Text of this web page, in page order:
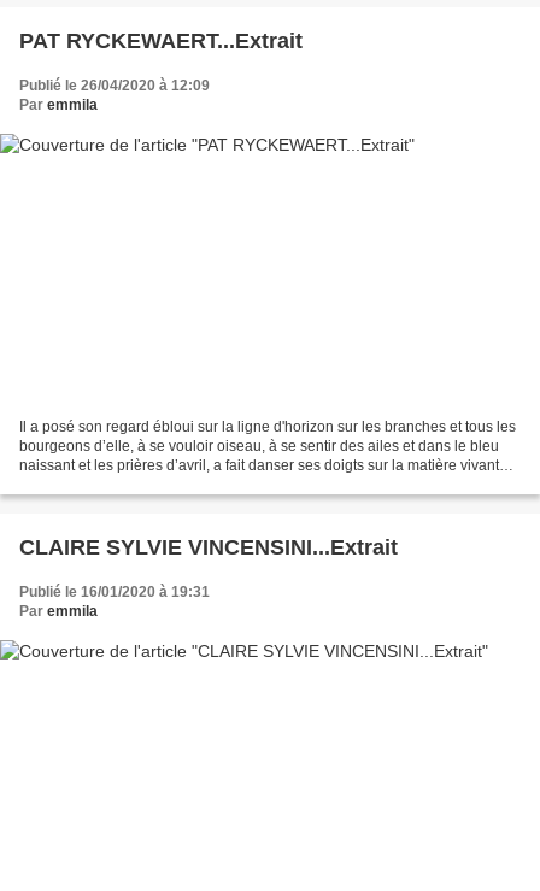
PAT RYCKEWAERT...Extrait
Publié le 26/04/2020 à 12:09
Par emmila
Il a posé son regard ébloui sur la ligne d'horizon sur les branches et tous les
bourgeons d’elle, à se vouloir oiseau, à se sentir des ailes et dans le bleu
naissant et les prières d’avril, a fait danser ses doigts sur la matière vivante
CLAIRE SYLVIE VINCENSINI...Extrait
Publié le 16/01/2020 à 19:31
Par emmila